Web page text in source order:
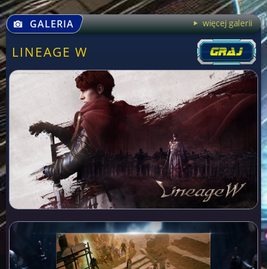
GALERIA więcej galerii
LINEAGE W